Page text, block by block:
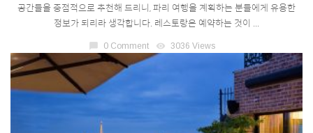
공간들을 중점적으로 추천해 드리니, 파리 여행을 계획하는 분들에게 유용한
정보가 되리라 생각합니다. 레스토랑은 예약하는 것이 ...
chat_bubble 0 Comment visibility 3036 Views